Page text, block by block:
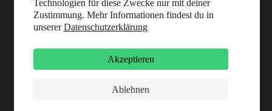
Technologien für diese Zwecke nur mit deiner
Zustimmung. Mehr Informationen findest du in
unsererDatenschutzerklärung
Akzeptieren
Ablehnen